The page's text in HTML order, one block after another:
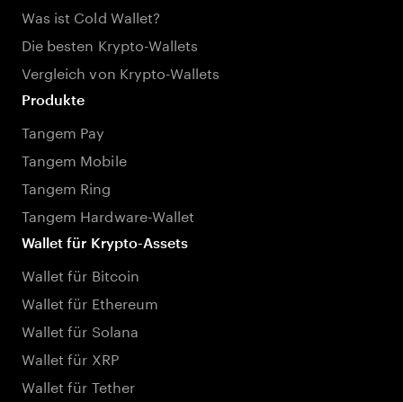
Was ist Cold Wallet?
Die besten Krypto-Wallets
Vergleich von Krypto-Wallets
Produkte
Tangem Pay
Tangem Mobile
Tangem Ring
Tangem Hardware-Wallet
Wallet für Krypto-Assets
Wallet für Bitcoin
Wallet für Ethereum
Wallet für Solana
Wallet für XRP
Wallet für Tether